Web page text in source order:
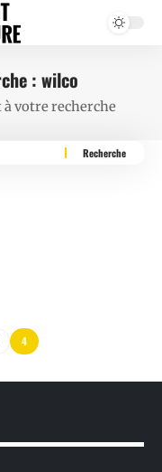
: wilco
votre recherche
4